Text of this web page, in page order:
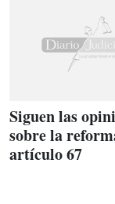
Siguen las
sobre la
artículo 67